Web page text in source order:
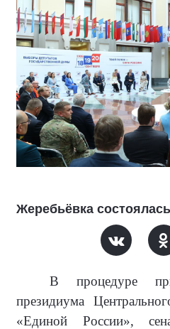
Жеребьёвка
В процедуре
президиума
«Единой России»,